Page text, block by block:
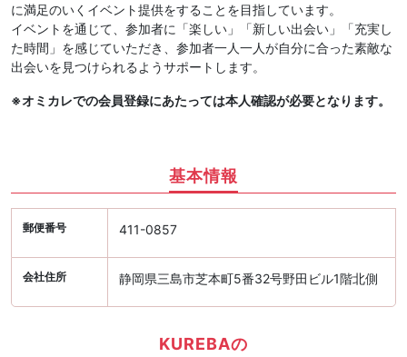
に満足のいくイベント提供をすることを目指しています。
イベントを通じて、参加者に「楽しい」「新しい出会い」「充実し
た時間」を感じていただき、参加者一人一人が自分に合った素敵な
出会いを見つけられるようサポートします。
※オミカレでの会員登録にあたっては本人確認が必要となります。
基本情報
郵便番号 411-0857
会社住所 静岡県三島市芝本町5番32号野田ビル1階北側
KUREBAの